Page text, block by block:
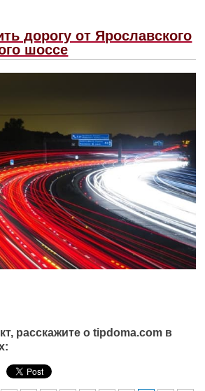
дорогу от Ярославского
шоссе
расскажите о tipdoma.com в